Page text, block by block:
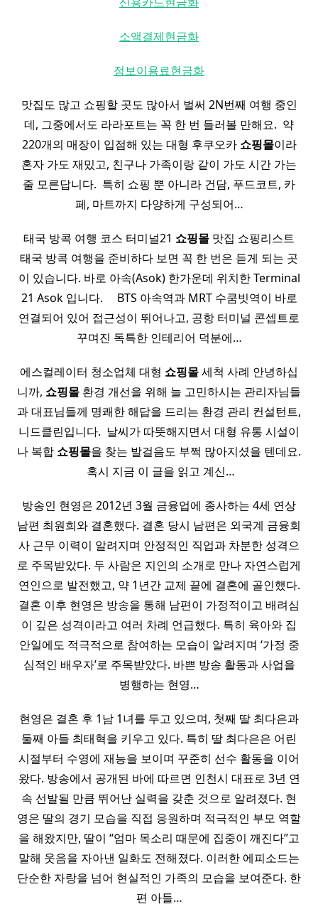
소액결제현금화
정보이용료현금화
맛집도 많고 쇼핑할 곳도 많아서 벌써 2N번째 여행 중인
데, 그중에서도 라라포트는 꼭 한 번 들러볼 만해요. ​ 약
220개의 매장이 입점해 있는 대형 후쿠오카 쇼핑몰이라
혼자 가도 재밌고, 친구나 가족이랑 같이 가도 시간 가는
줄 모른답니다. ​ 특히 쇼핑 뿐 아니라 건담, 푸드코트, 카
페, 마트까지 다양하게 구성되어…
태국 방콕 여행 코스 터미널21 쇼핑몰 맛집 쇼핑리스트
태국 방콕 여행을 준비하다 보면 꼭 한 번은 듣게 되는 곳
이 있습니다. 바로 아속(Asok) 한가운데 위치한 Terminal
21 Asok 입니다. ​ ​ ​ ​ BTS 아속역과 MRT 수쿰빗역이 바로
연결되어 있어 접근성이 뛰어나고, 공항 터미널 콘셉트로
꾸며진 독특한 인테리어 덕분에…
에스컬레이터 청소업체 대형 쇼핑몰세척 사례 안녕하십
니까, 쇼핑몰 환경 개선을 위해 늘 고민하시는 관리자님들
과 대표님들께 명쾌한 해답을 드리는 환경 관리 컨설턴트,
니드클린입니다. ​ 날씨가 따뜻해지면서 대형 유통 시설이
나 복합 쇼핑몰을 찾는 발걸음도 부쩍 많아지셨을 텐데요.
​ 혹시 지금 이 글을 읽고 계신…
방송인 현영은 2012년 3월 금융업에 종사하는 4세 연상
남편 최원희와 결혼했다. 결혼 당시 남편은 외국계 금융회
사 근무 이력이 알려지며 안정적인 직업과 차분한 성격으
로 주목받았다. 두 사람은 지인의 소개로 만나 자연스럽게
연인으로 발전했고, 약 1년간 교제 끝에 결혼에 골인했다.
결혼 이후 현영은 방송을 통해 남편이 가정적이고 배려심
이 깊은 성격이라고 여러 차례 언급했다. 특히 육아와 집
안일에도 적극적으로 참여하는 모습이 알려지며 ‘가정 중
심적인 배우자’로 주목받았다. 바쁜 방송 활동과 사업을
병행하는 현영…
현영은 결혼 후 1남 1녀를 두고 있으며, 첫째 딸 최다은과
둘째 아들 최태혁을 키우고 있다. 특히 딸 최다은은 어린
시절부터 수영에 재능을 보이며 꾸준히 선수 활동을 이어
왔다. 방송에서 공개된 바에 따르면 인천시 대표로 3년 연
속 선발될 만큼 뛰어난 실력을 갖춘 것으로 알려졌다. 현
영은 딸의 경기 모습을 직접 응원하며 적극적인 부모 역할
을 해왔지만, 딸이 “엄마 목소리 때문에 집중이 깨진다”고
말해 웃음을 자아낸 일화도 전해졌다. 이러한 에피소드는
단순한 자랑을 넘어 현실적인 가족의 모습을 보여준다. 한
편 아들…